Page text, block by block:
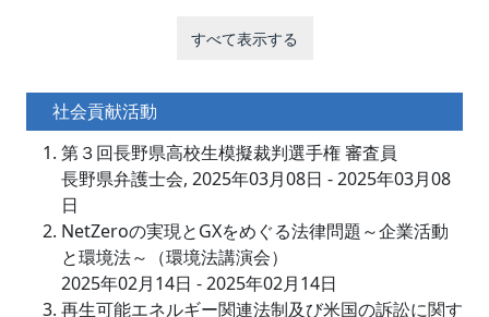
すべて表示する
社会貢献活動
第３回長野県高校生模擬裁判選手権 審査員
長野県弁護士会, 2025年03月08日 - 2025年03月08
日
NetZeroの実現とGXをめぐる法律問題～企業活動
と環境法～（環境法講演会）
2025年02月14日 - 2025年02月14日
再生可能エネルギー関連法制及び米国の訴訟に関す